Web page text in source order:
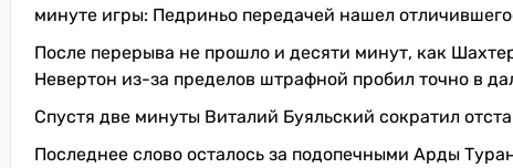
минуте игры: Педриньо передачей нашел
После перерыва не прошло и десяти минут, как
Невертон из-за пределов штрафной пробил точно в
Спустя две минуты Виталий Буяльский сократил
Последнее слово осталось за подопечными Арды